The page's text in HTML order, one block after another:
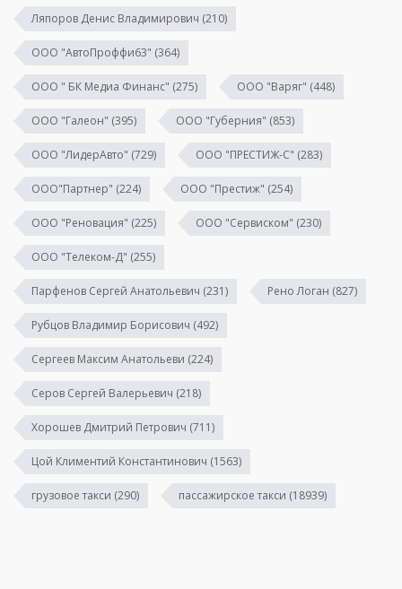
Ляпоров Денис Владимирович (210)
ООО "АвтоПроффи63" (364)
ООО " БК Медиа Финанс" (275) ООО "Варяг" (448)
ООО "Галеон" (395) ООО "Губерния" (853)
ООО "ЛидерАвто" (729) ООО "ПРЕСТИЖ-С" (283)
ООО"Партнер" (224) ООО "Престиж" (254)
ООО "Реновация" (225) ООО "Сервиском" (230)
ООО "Телеком-Д" (255)
Парфенов Сергей Анатольевич (231) Рено Логан (827)
Рубцов Владимир Борисович (492)
Сергеев Максим Анатольеви (224)
Серов Сергей Валерьевич (218)
Хорошев Дмитрий Петрович (711)
Цой Климентий Константинович (1563)
грузовое такси (290) пассажирское такси (18939)